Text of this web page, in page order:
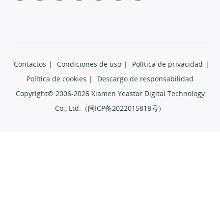
Contactos | Condiciones de uso | Política de privacidad |
Política de cookies |
Descargo de responsabilidad
Copyright© 2006-2026 Xiamen Yeastar Digital Technology
Co., Ltd.（闽ICP备2022015818号）